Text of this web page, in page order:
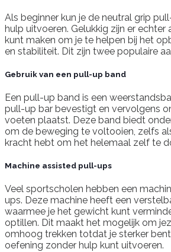
Als beginner kun je de neutral grip
hulp uitvoeren. Gelukkig zijn er echter
kunt maken om je te helpen bij het
en stabiliteit. Dit zijn twee populaire
Gebruik van een pull-up band
Een pull-up band is een
pull-up bar bevestigt en vervolgens
voeten plaatst. Deze band biedt
om de beweging te voltooien, zelfs
kracht hebt om het helemaal zelf te
Machine assisted pull-ups
Veel sportscholen hebben een
ups. Deze machine heeft een
waarmee je het gewicht kunt
optillen. Dit maakt het mogelijk om
omhoog trekken totdat je sterker
oefening zonder hulp kunt uitvoeren.